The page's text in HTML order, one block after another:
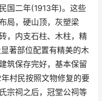
国二年(1913年)。这些
局，硬山顶，灰塑梁
，内支石柱、木柱，精
著部位配置有精美的木
筑保存完好，基本保留
村民按照文物修复的要
宗祠之后，冠堂公祠等